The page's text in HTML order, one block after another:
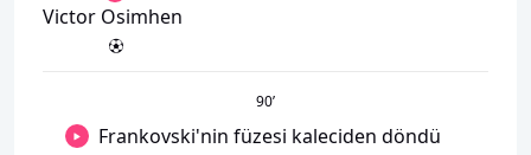
Victor Osimhen
90’
Frankovski'nin füzesi kaleciden döndü